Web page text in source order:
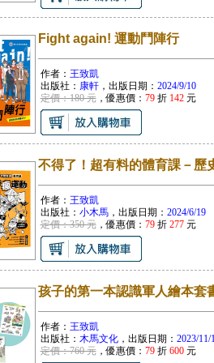
Fight again! 運動鬥陣行
作者： 王致凱
出版社： 康軒，出版日期： 2024/9/10
定價：180 元，優惠價： 79折 142元
不得了！超有料的體育課－歷
作者： 王致凱
出版社： 小木馬，出版日期： 2024/6/19
定價：350 元，優惠價： 79折 277元
孩子的第一本認識軍人繪本套
作者： 王致凱
出版社： 木馬文化，出版日期： 2023/11/
定價：760 元，優惠價： 79折 600元